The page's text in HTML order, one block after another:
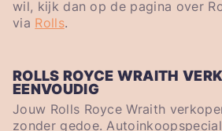
wil, kijk dan op de pagina over
via Rolls.
ROLLS ROYCE WRAITH
EENVOUDIG
Jouw Rolls Royce Wraith
zonder gedoe.